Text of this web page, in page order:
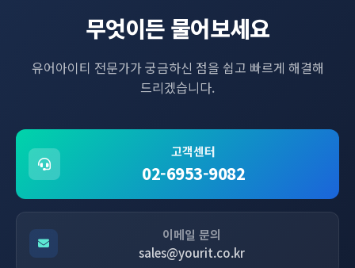
무엇이든 물어보세요
유어아이티 전문가가 궁금하신 점을 쉽고 빠르게 해결해
드리겠습니다.
고객센터
02-6953-9082
이메일 문의
sales@yourit.co.kr